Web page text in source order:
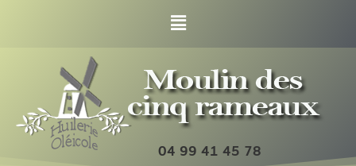
04 99 41 45 78